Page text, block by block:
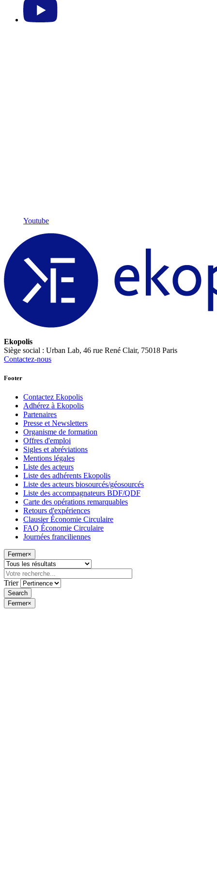
Youtube
Ekopolis
Siège social : Urban Lab, 46 rue René Clair, 75018 Paris
Contactez-nous
Footer
Contactez Ekopolis
Adhérez à Ekopolis
Partenaires
Presse et Newsletters
Organisme de formation
Offres d'emploi
Sigles et abréviations
Mentions légales
Liste des acteurs
Liste des adhérents Ekopolis
Liste des acteurs biosourcés/géosourcés
Liste des accompagnateurs BDF/QDF
Carte des opérations remarquables
Retours d'expériences
Clausier Économie Circulaire
FAQ Économie Circulaire
Journées franciliennes
Fermer×
Trier
Fermer×